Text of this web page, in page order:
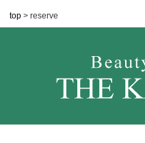
top > reserve